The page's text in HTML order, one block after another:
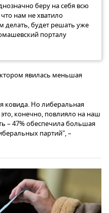
беру на себя всю
что нам не хватило
делать, будет решать уже
порталу
явилась меньшая
ковида. Но либеральная
конечно, повлияло на наш
– 47% обеспечила большая
партий", –